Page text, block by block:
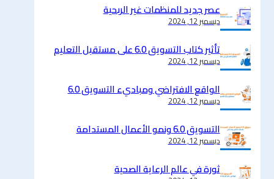
عصر جديد للمنظمات غير الربحية
ديسمبر 12, 2024
تأثير كتاب التسويق 6.0 على مستقبل التعليم
ديسمبر 12, 2024
الواقع الافتراضي ومباديء التسويق 6.0
ديسمبر 12, 2024
التسويق 6.0 ونمو الأعمال المستدامة
ديسمبر 12, 2024
ثورة في عالم الرعاية الصحية